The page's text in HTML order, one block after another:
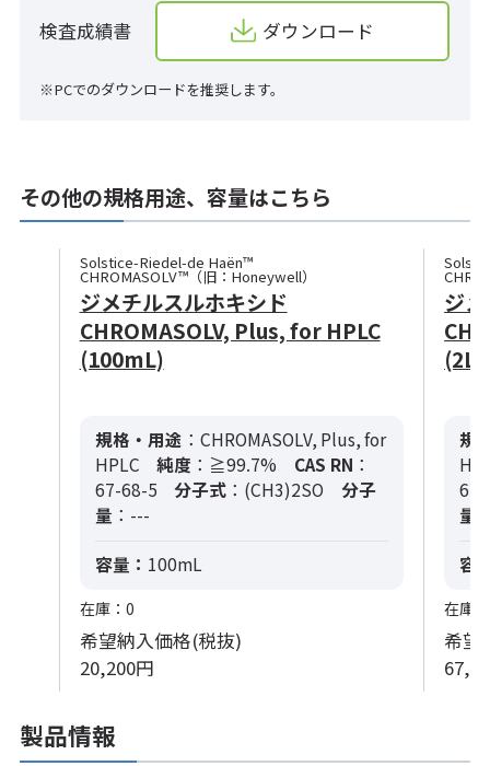
検査成績書 ダウンロード
※PCでのダウンロードを推奨します。
その他の規格用途、容量はこちら
Solstice-Riedel-de Haën™
CHROMASOLV™（旧：Honeywell）
ジメチルスルホキシド
CHROMASOLV, Plus, for HPLC
(100mL)
規格・用途 ：CHROMASOLV, Plus, for
HPLC
純度 ：≧99.7% CAS RN ：
67-68-5
分子式 ：(CH3)2SO
分子
量 ：---
容量： 100mL
在庫：0
希望納入価格(税抜)
20,200円
ジ
(2L)
規
量
容
在庫
希望
製品情報